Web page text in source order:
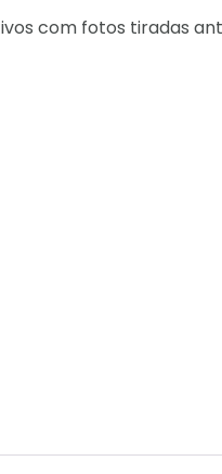
com fotos tiradas